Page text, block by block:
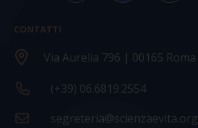
CONTATTI
Via Aurelia 796 | 00165 Roma
(+39) 06.6819.2554
segreteria@scienzaevita.org